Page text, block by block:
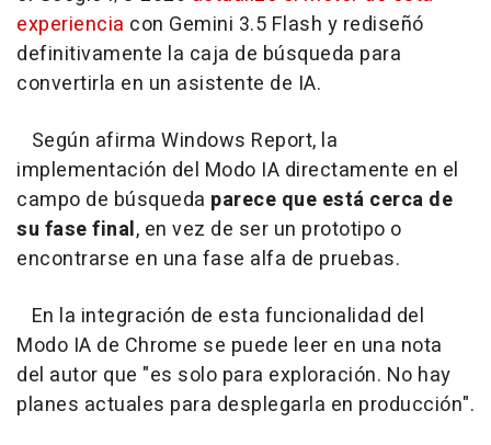
experiencia con Gemini 3.5 Flash y rediseñó
definitivamente la caja de búsqueda para
convertirla en un asistente de IA.
Según afirma Windows Report, la
implementación del Modo IA directamente en el
campo de búsqueda parece que está cerca de
su fase final, en vez de ser un prototipo o
encontrarse en una fase alfa de pruebas.
En la integración de esta funcionalidad del
Modo IA de Chrome se puede leer en una nota
del autor que "es solo para exploración. No hay
planes actuales para desplegarla en producción".